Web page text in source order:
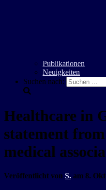
Publikationen
Neuigkeiten
Suchen nach:
Healthcare in
statement
medical
Veröffentlicht von S. am 8.